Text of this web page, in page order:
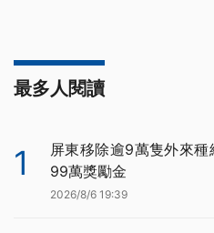
最多人閱讀
1
屏東移除逾9萬隻外來
99萬獎勵金
2026/8/6 19:39